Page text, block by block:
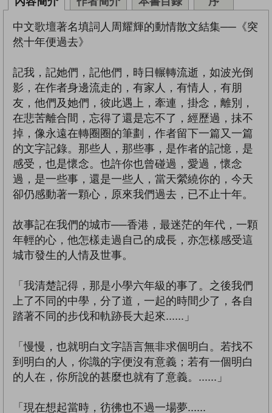
中文歌壇著名填詞人周耀輝的動情散文結集──《突
然十年便過去》
記我，記她們，記他們，時日輾轉流逝，如波光倒
影，在作者身邊流走的，有家人，有情人，有朋
友，他們及她們，彼此遇上，牽連，掛念，離別，
在悲苦離合間，忘得了還是忘不了，經歷過，抺不
掉，像永遠在轉圈圈的筆劃，作者留下一篇又一篇
的文字記錄。那些人，那些事，是作者的記憶，是
感受，也是懷念。也許你也曾碰過，愛過，懷念
過，是一些事，還是一些人，當天縈繞你的，今天
卻仍感動著一顆心，原來我們過去，已不止十年。
故事記在我們的城市──香港，最迷茫的年代，一顆
年輕的心，他怎樣走過自己的成長，亦怎樣感受這
城市發生的人情及世事。
「我清楚記得，那是小學六年級的事了。之後我們
上了不同的中學，分了道，一起的時間少了，各自
踏著不同的步伐和軌跡長大起來......」
「慢慢，也就明白文字語言無非求個明白。若找不
到明白的人，你識的字便沒有意義；若有一個明白
的人在，你所說的甚麼也就有了意義。......」
「現在想起當時，彷彿也不過一場夢......